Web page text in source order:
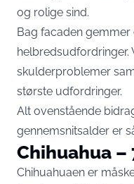
og rolige sind.
Bag facaden
skulderproblemer
største udfordringer.
Alt ovenstående
gennemsnitsalder er
Chihuahua –
Chihuahuaen er